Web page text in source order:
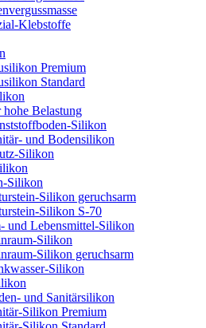
Klebstoffe
Premium
Standard
hohe Belastung
Silikon
und Bodensilikon
Silikon
Silikon
Silikon geruchsarm
Silikon S-70
und Lebensmittel-Silikon
Silikon
Silikon geruchsarm
Silikon
und Sanitärsilikon
Silikon Premium